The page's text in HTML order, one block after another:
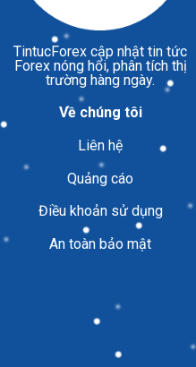
TintucForex cập nhật tin tức
Forex nóng hổi, phân tích thị
trường hàng ngày.
Về chúng tôi
Liên hệ
Quảng cáo
Điều khoản sử dụng
An toàn bảo mật